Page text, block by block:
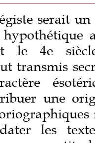
serait
le 4e
transmis
une
les